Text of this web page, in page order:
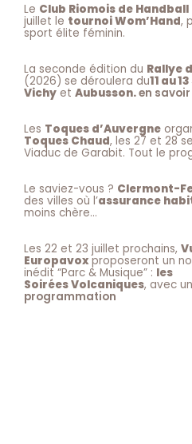
Le Club Riomois de Handball
juillet le tournoi Wom’Hand,
sport élite féminin.
La seconde édition du Rallye
(2026) se déroulera du11 au
Vichy et Aubusson.en
Les Toques d’Auvergne
Toques Chaud, les 27 et 28
Viaduc de Garabit. Tout le
Le saviez-vous ? Clermont-
des villes où l’assurance
moins chère…
Les 22 et 23 juillet prochains,
Europavoxproposeront un
inédit “Parc & Musique” : les
Soirées Volcaniques, avec
programmation